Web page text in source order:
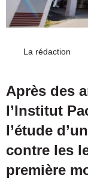
La rédaction
Après des
l’Institut
l’étude
contre les
première